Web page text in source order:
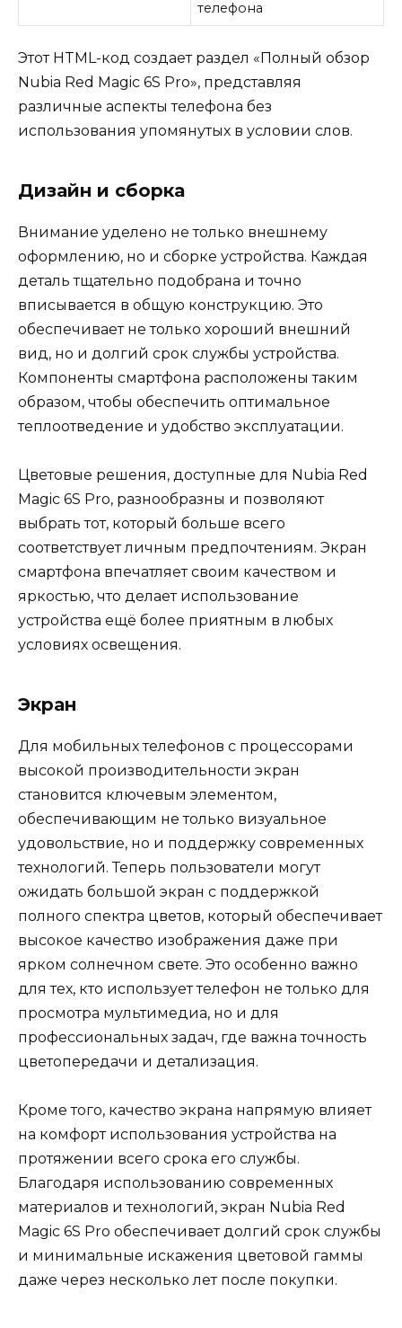
телефона
Этот HTML-код создает раздел «Полный обзор
Nubia Red Magic 6S Pro», представляя
различные аспекты телефона без
использования упомянутых в условии слов.
Дизайн и сборка
Внимание уделено не только внешнему
оформлению, но и сборке устройства. Каждая
деталь тщательно подобрана и точно
вписывается в общую конструкцию. Это
обеспечивает не только хороший внешний
вид, но и долгий срок службы устройства.
Компоненты смартфона расположены таким
образом, чтобы обеспечить оптимальное
теплоотведение и удобство эксплуатации.
Цветовые решения, доступные для Nubia Red
Magic 6S Pro, разнообразны и позволяют
выбрать тот, который больше всего
соответствует личным предпочтениям. Экран
смартфона впечатляет своим качеством и
яркостью, что делает использование
устройства ещё более приятным в любых
условиях освещения.
Экран
Для мобильных телефонов с процессорами
высокой производительности экран
становится ключевым элементом,
обеспечивающим не только визуальное
удовольствие, но и поддержку современных
технологий. Теперь пользователи могут
ожидать большой экран с поддержкой
полного спектра цветов, который обеспечивает
высокое качество изображения даже при
ярком солнечном свете. Это особенно важно
для тех, кто использует телефон не только для
просмотра мультимедиа, но и для
профессиональных задач, где важна точность
цветопередачи и детализация.
Кроме того, качество экрана напрямую влияет
на комфорт использования устройства на
протяжении всего срока его службы.
Благодаря использованию современных
материалов и технологий, экран Nubia Red
Magic 6S Pro обеспечивает долгий срок службы
и минимальные искажения цветовой гаммы
даже через несколько лет после покупки.